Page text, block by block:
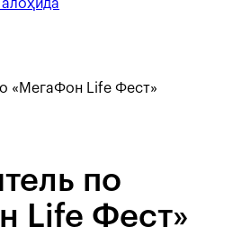
«МегаФон Life Фест»
по
Life Фест»